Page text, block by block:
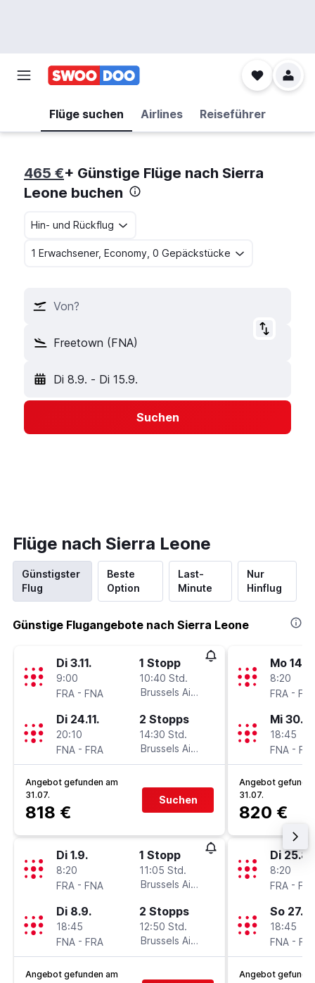
Flüge suchen Airlines Reiseführer
465 €+ Günstige Flüge nach Sierra
Leone buchen
Hin- und Rückflug
1 Erwachsener, Economy, 0 Gepäckstücke
Von?
Freetown (FNA)
Di 8.9. - Di 15.9.
Suchen
Flüge nach Sierra Leone
Günstigster
Flug
Beste
Option
Last-
Minute
Nur
Hinflug
Günstige Flugangebote nach Sierra Leone
Di 3.11.
9:00
FRA - FNA
1 Stopp
10:40 Std.
Brussels Airlines
Di 24.11.
20:10
FNA - FRA
2 Stopps
14:30 Std.
Brussels Airlines
Angebot gefunden am
31.07.
818 €
Suchen
Di 1.9.
8:20
FRA - FNA
1 Stopp
11:05 Std.
Brussels Airlines
Di 8.9.
18:45
FNA - FRA
2 Stopps
12:50 Std.
Brussels Airlines
Angebot gefunden am
Mo 14.9.
8:20
FRA -
Mi 30.9.
18:45
FNA -
Angebot
31.07.
820 €
Di 25.8.
8:20
FRA -
So 27.9.
18:45
FNA -
Angebot